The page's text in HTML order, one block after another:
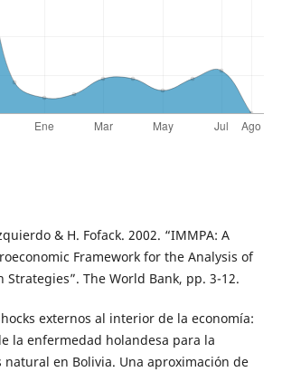
& H. Fofack. 2002. “IMMPA: A
Framework for the Analysis of
Strategies”. The World Bank, pp. 3-12.
externos al interior de la economía:
la enfermedad holandesa para la
natural en Bolivia. Una aproximación de